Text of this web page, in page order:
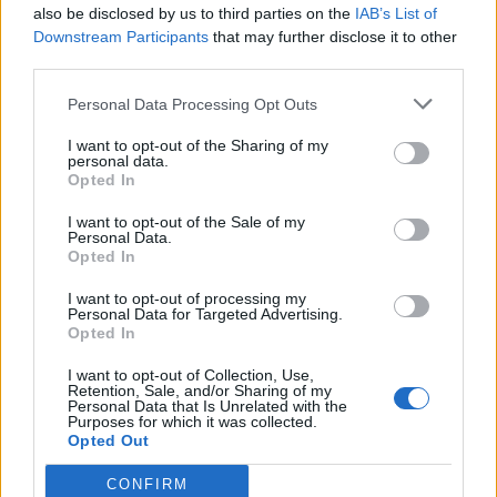
also be disclosed by us to third parties on the IAB’s List of
Downstream Participants that may further disclose it to other
Personal Data Processing Opt Outs
I want to opt-out of the Sharing of my
personal data.
Opted In
I want to opt-out of the Sale of my
Personal Data.
Opted In
I want to opt-out of processing my
Personal Data for Targeted Advertising.
Opted In
I want to opt-out of Collection, Use,
Retention, Sale, and/or Sharing of my
Personal Data that Is Unrelated with the
Purposes for which it was collected.
Opted Out
CONFIRM
Les pothos, philodendrons, orchidées et
spathiphyllums s’épanouissent dans cette
configuration. Les marantas et calatheas
apprécieront aussi cette lumière douce, idéale pour
Vous avez une chambre orientée nord, peu
Installez une sansevieria, un zamioculcas, ou même
luminosité et demandent peu d’entretien. Pensez à
limiter les arrosages pour éviter le pourrissement des
Votre cuisine est orientée ouest, avec un bel
ensoleillement en fin de journée :
Un ficus elastica, un clivia ou un schefflera s’y